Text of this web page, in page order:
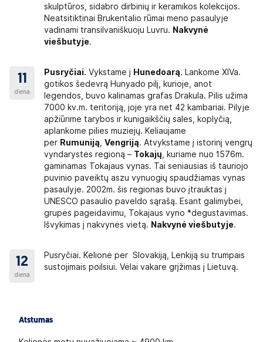
skulptūros, sidabro dirbinių ir keramikos kolekcijos.
Neatsitiktinai Brukentalio rūmai meno pasaulyje
vadinami transilvaniškuoju Luvru. Nakvynė
viešbutyje.
11
diena
Pusryčiai. Vykstame į Hunedoarą. Lankome XIVa.
gotikos šedevrą Hunyado pilį, kurioje, anot
legendos, buvo kalinamas grafas Drakula. Pilis užima
7000 kv.m. teritoriją, joje yra net 42 kambariai. Pilyje
apžiūrime tarybos ir kunigaikščių sales, koplyčią,
aplankome pilies muziejų. Keliaujame
per Rumuniją ,Vengriją. Atvykstame į istorinį vengrų
vyndarystės regioną – Tokajų , kuriame nuo 1576m.
gaminamas Tokajaus vynas. Tai seniausias iš tauriojo
puvinio paveiktų aszu vynuogių spaudžiamas vynas
pasaulyje. 2002m. šis regionas buvo įtrauktas į
UNESCO pasaulio paveldo sąrašą. Esant galimybei,
grupės pageidavimu, Tokajaus vyno *degustavimas.
Išvykimas į nakvynės vietą. Nakvynė viešbutyje.
12
diena
Pusryčiai. Kelionė per Slovakiją, Lenkiją su trumpais
sustojimais poilsiui. Vėlai vakare grįžimas į Lietuvą.
Atstumas